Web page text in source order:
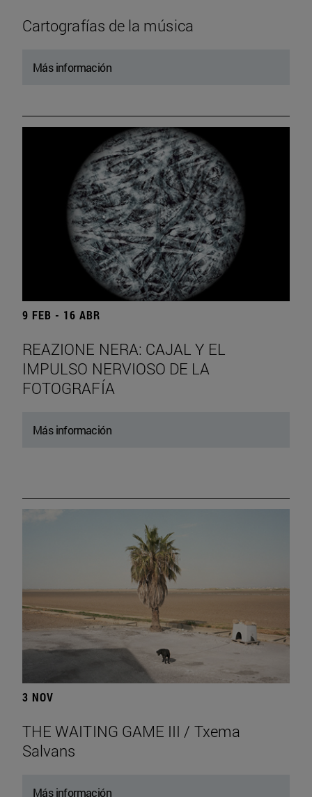
Cartografías de la música
Más información
9 FEB - 16 ABR
REAZIONE NERA: CAJAL Y EL
IMPULSO NERVIOSO DE LA
FOTOGRAFÍA
Más información
3 NOV
THE WAITING GAME III / Txema
Salvans
Más información